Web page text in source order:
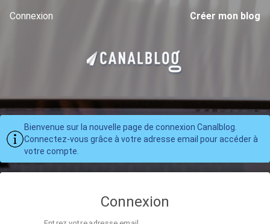
Connexion Créer mon blog
Bienvenue sur la nouvelle page de connexion Canalblog.
Connectez-vous grâce à votre adresse email pour accéder à
votre compte.
Connexion